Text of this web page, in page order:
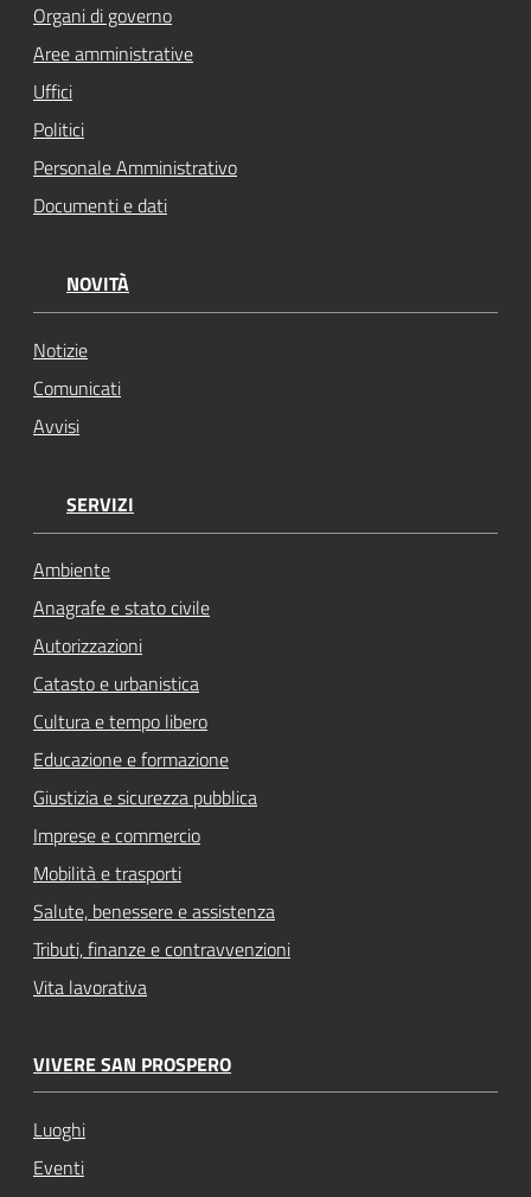
Organi di governo
Aree amministrative
Uffici
Politici
Personale Amministrativo
Documenti e dati
NOVITÀ
Notizie
Comunicati
Avvisi
SERVIZI
Ambiente
Anagrafe e stato civile
Autorizzazioni
Catasto e urbanistica
Cultura e tempo libero
Educazione e formazione
Giustizia e sicurezza pubblica
Imprese e commercio
Mobilità e trasporti
Salute, benessere e assistenza
Tributi, finanze e contravvenzioni
Vita lavorativa
VIVERE SAN PROSPERO
Luoghi
Eventi